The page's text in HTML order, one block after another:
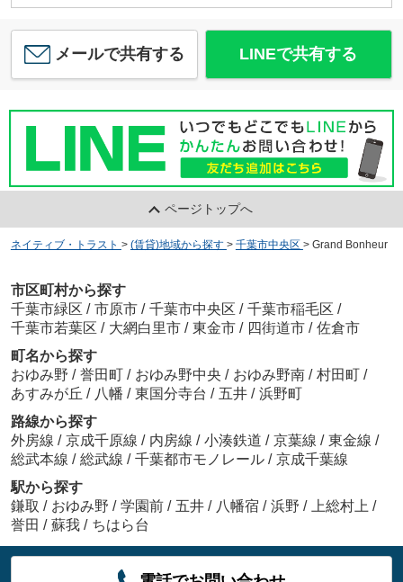
メールで共有する LINEで共有する
ページトップへ
ネイティブ・トラスト > (賃貸)地域から探す > 千葉市中央区 > Grand Bonheur
市区町村から探す
千葉市緑区 / 市原市 / 千葉市中央区 / 千葉市稲毛区 /
千葉市若葉区 / 大網白里市 / 東金市 / 四街道市 / 佐倉市
町名から探す
おゆみ野 / 誉田町 / おゆみ野中央 / おゆみ野南 / 村田町 /
あすみが丘 / 八幡 / 東国分寺台 / 五井 / 浜野町
路線から探す
外房線 / 京成千原線 / 内房線 / 小湊鉄道 / 京葉線 / 東金線 /
総武本線 / 総武線 / 千葉都市モノレール / 京成千葉線
駅から探す
鎌取 / おゆみ野 / 学園前 / 五井 / 八幡宿 / 浜野 / 上総村上 /
誉田 / 蘇我 / ちはら台